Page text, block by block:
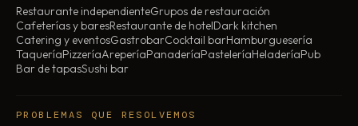
Restaurante independienteGrupos de restauración
Cafeterías y baresRestaurante de hotelDark kitchen
Catering y eventosGastrobarCocktail barHamburguesería
TaqueríaPizzeríaAreperíaPanaderíaPasteleríaHeladeríaPub
Bar de tapasSushi bar
PROBLEMAS QUE RESOLVEMOS